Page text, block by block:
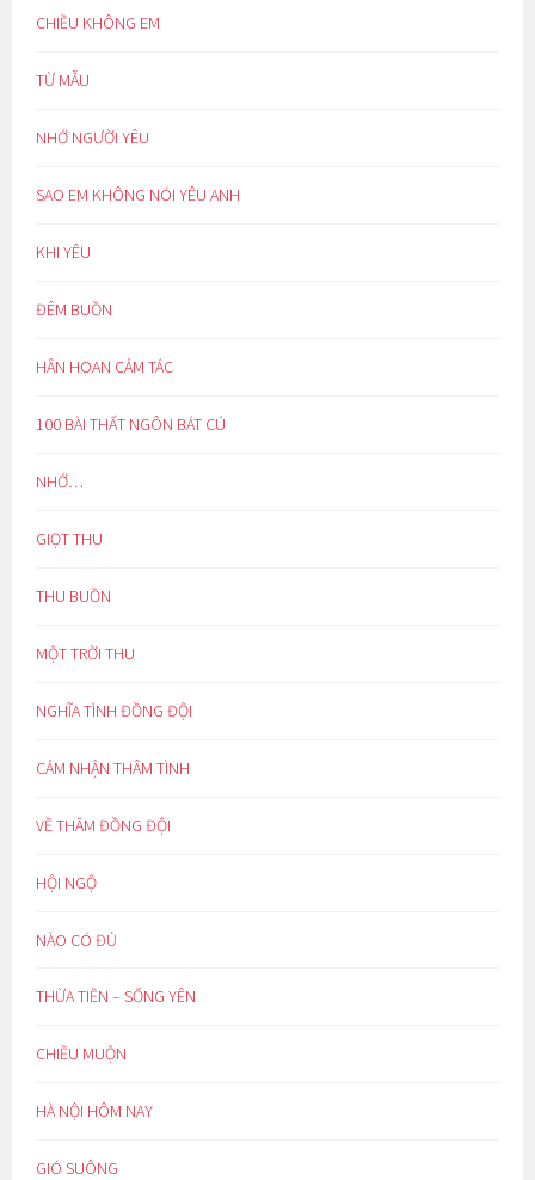
CHIỀU KHÔNG EM
TỪ MẪU
NHỚ NGƯỜI YÊU
SAO EM KHÔNG NÓI YÊU ANH
KHI YÊU
ĐÊM BUỒN
HÂN HOAN CẢM TÁC
100 BÀI THẤT NGÔN BÁT CÚ
NHỚ…
GIỌT THU
THU BUỒN
MỘT TRỜI THU
NGHĨA TÌNH ĐỒNG ĐỘI
CẢM NHẬN THÂM TÌNH
VỀ THĂM ĐỒNG ĐỘI
HỘI NGỘ
NÀO CÓ ĐỦ
THỪA TIỀN – SỐNG YÊN
CHIỀU MUỘN
HÀ NỘI HÔM NAY
GIÓ SUÔNG